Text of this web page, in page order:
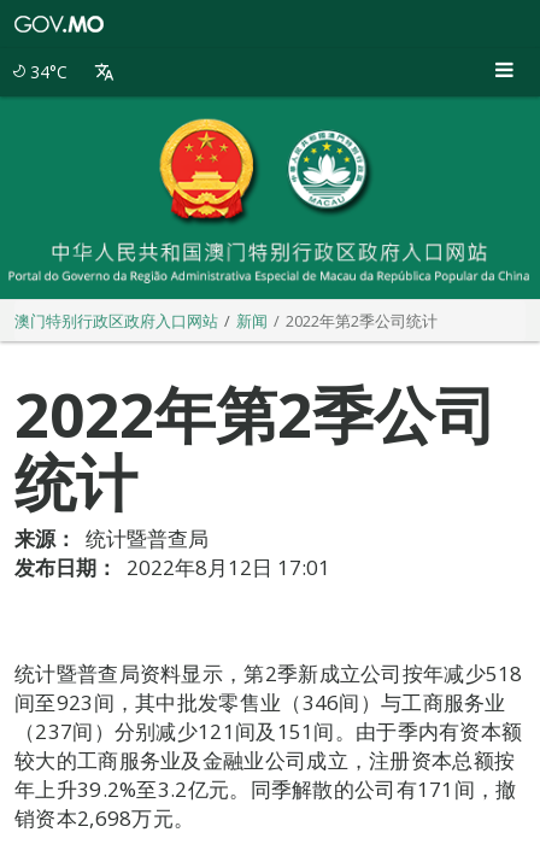
34°C
澳门特别行政区政府入口网站 新闻 2022年第2季公司统计
2022年第2季公司
统计
来源：
统计暨普查局
发布日期：
2022年8月12日 17:01
统计暨普查局资料显示，第2季新成立公司按年减少518
间至923间，其中批发零售业（346间）与工商服务业
（237间）分别减少121间及151间。由于季内有资本额
较大的工商服务业及金融业公司成立，注册资本总额按
年上升39.2%至3.2亿元。同季解散的公司有171间，撤
销资本2,698万元。